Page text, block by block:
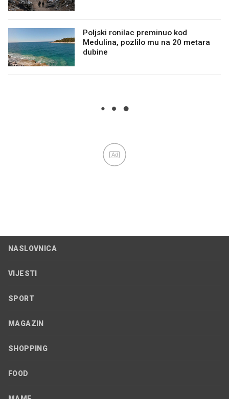
Poljski ronilac preminuo kod
Medulina, pozlilo mu na 20 metara
dubine
Ad
NASLOVNICA
VIJESTI
SPORT
MAGAZIN
SHOPPING
FOOD